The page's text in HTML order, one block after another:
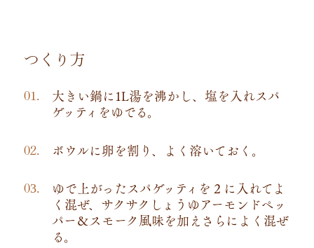
つくり方
大きい鍋に1L湯を沸かし、塩を入れスパ
ゲッティをゆでる。
ボウルに卵を割り、よく溶いておく。
ゆで上がったスパゲッティを２に入れてよ
く混ぜ、サクサクしょうゆアーモンドペッ
パー＆スモーク風味を加えさらによく混ぜ
る。